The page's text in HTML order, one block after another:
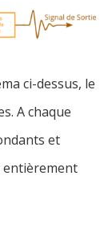
ci-dessus, le
A chaque
et
entièrement